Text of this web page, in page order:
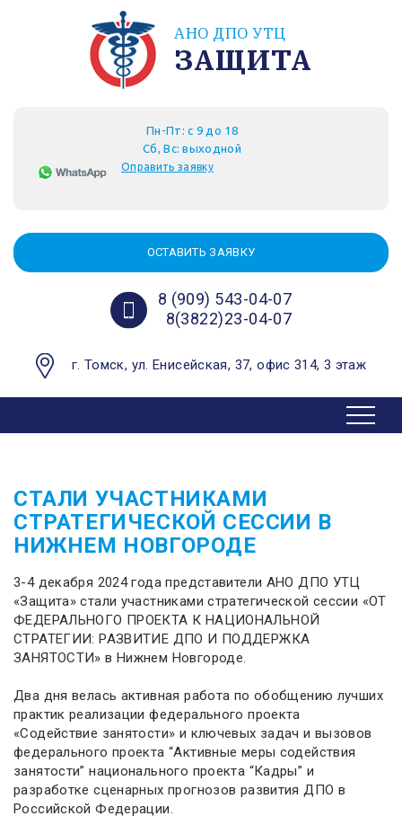
АНО ДПО УТЦ
ЗАЩИТА
Пн-Пт: с 9 до 18
Сб, Вс: выходной
Оправить заявку
ОСТАВИТЬ ЗАЯВКУ
8 (909) 543-04-07
8(3822)23-04-07
г. Томск, ул. Енисейская, 37, офис 314, 3 этаж
СТАЛИ УЧАСТНИКАМИ
СТРАТЕГИЧЕСКОЙ СЕССИИ В
НИЖНЕМ НОВГОРОДЕ
3-4 декабря 2024 года представители АНО ДПО УТЦ
«Защита» стали участниками стратегической сессии «ОТ
ФЕДЕРАЛЬНОГО ПРОЕКТА К НАЦИОНАЛЬНОЙ
СТРАТЕГИИ: РАЗВИТИЕ ДПО И ПОДДЕРЖКА
ЗАНЯТОСТИ» в Нижнем Новгороде.
Два дня велась активная работа по обобщению лучших
практик реализации федерального проекта
«Содействие занятости» и ключевых задач и вызовов
федерального проекта “Активные меры содействия
занятости” национального проекта “Кадры” и
разработке сценарных прогнозов развития ДПО в
Российской Федерации.